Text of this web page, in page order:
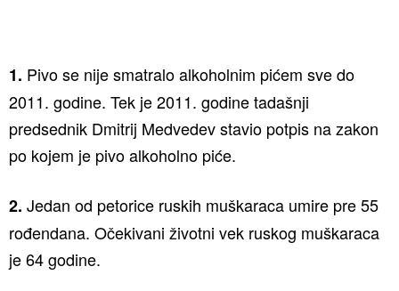
1. Pivo se nije smatralo alkoholnim pićem sve do
2011. godine. Tek je 2011. godine tadašnji
predsednik Dmitrij Medvedev stavio potpis na zakon
po kojem je pivo alkoholno piće.
2. Jedan od petorice ruskih muškaraca umire pre 55
rođendana. Očekivani životni vek ruskog muškaraca
je 64 godine.